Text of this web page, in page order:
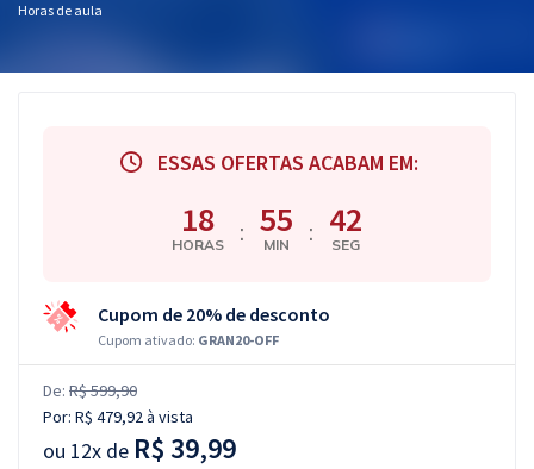
Aprovados
Horas de aula
ESSAS OFERTAS ACABAM EM:
18
HORAS : 55
MIN : 41
SEG
Cupom de 20% de desconto
Cupom ativado: GRAN20-OFF
De: R$ 599,90
Por: R$ 479,92à vista
ou 12x de R$ 39,99